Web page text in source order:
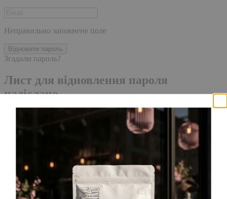
Неправильно заповнене поле
Відновити пароль
Згадали пароль?
Лист для відновлення пароля
надіслано.
Лист із посиланням для скидання пароля було надіслано на
адресу електронної пошти, прив'язану до вашого облікового
запису, доставка повідомлення може зайняти кілька хвилин.
Будь ласка, зачекайте щонайменше 10 хвилин, перш ніж
ініціювати ще один запит.
Акаунт створено
Для завершення реєстрації, перейдіть за посиланням у листі,